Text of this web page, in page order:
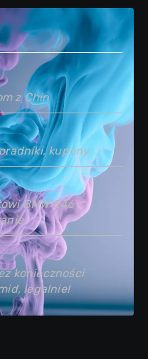
z Chin
kupony
BMW E46 -
konieczności
legalnie!